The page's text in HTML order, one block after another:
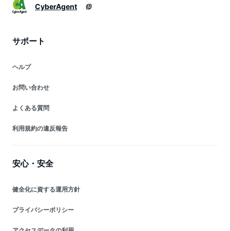
CyberAgent
サポート
ヘルプ
お問い合わせ
よくある質問
利用規約の違反報告
安心・安全
健全化に資する運用方針
プライバシーポリシー